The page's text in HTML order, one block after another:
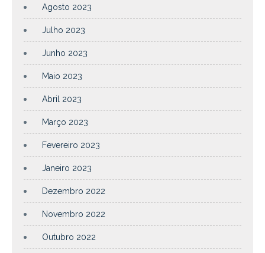
Agosto 2023
Julho 2023
Junho 2023
Maio 2023
Abril 2023
Março 2023
Fevereiro 2023
Janeiro 2023
Dezembro 2022
Novembro 2022
Outubro 2022